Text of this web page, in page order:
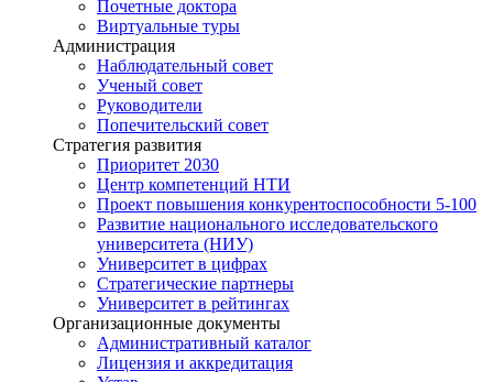
Почетные доктора
Виртуальные туры
Администрация
Наблюдательный совет
Ученый совет
Руководители
Попечительский совет
Стратегия развития
Приоритет 2030
Центр компетенций НТИ
Проект повышения конкурентоспособности 5-100
Развитие национального исследовательского
университета (НИУ)
Университет в цифрах
Стратегические партнеры
Университет в рейтингах
Организационные документы
Административный каталог
Лицензия и аккредитация